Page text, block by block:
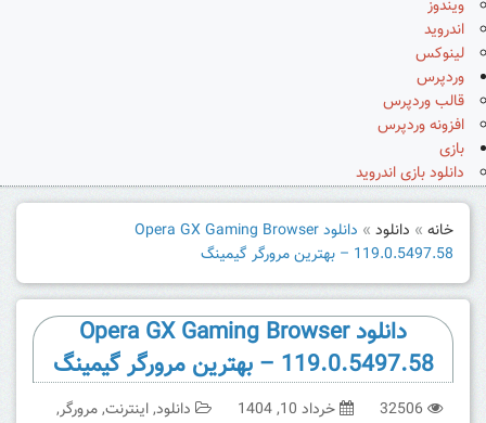
ویندوز
اندروید
لینوکس
وردپرس
قالب وردپرس
افزونه وردپرس
بازی
دانلود بازی اندروید
خانه » دانلود »
دانلود Opera GX Gaming Browser
119.0.5497.58 – بهترین مرورگر گیمینگ
دانلود Opera GX Gaming Browser
119.0.5497.58 – بهترین مرورگر گیمینگ
32506 خرداد 10, 1404 دانلود,اینترنت,مرورگر,